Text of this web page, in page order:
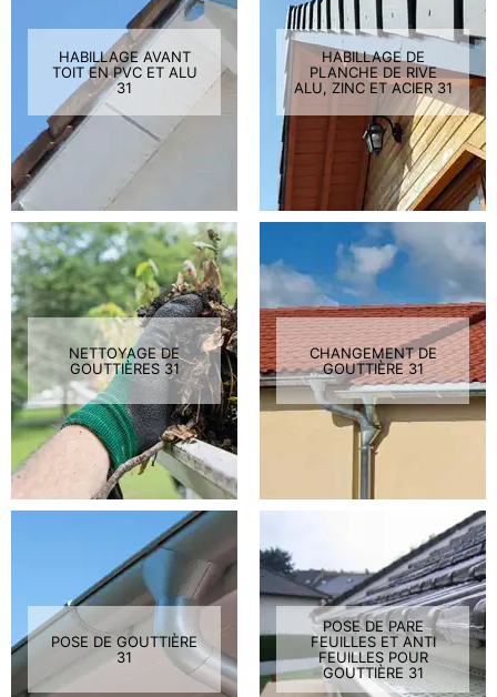
HABILLAGE AVANT
TOIT EN PVC ET ALU
31
HABILLAGE DE
PLANCHE DE RIVE
ALU, ZINC ET ACIER 31
NETTOYAGE DE
GOUTTIÈRES 31
CHANGEMENT DE
GOUTTIÈRE 31
POSE DE GOUTTIÈRE
31
POSE DE PARE
FEUILLES ET ANTI
FEUILLES POUR
GOUTTIÈRE 31